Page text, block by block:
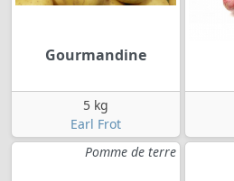
Gourmandine
5 kg
Earl Frot
Pomme de terre